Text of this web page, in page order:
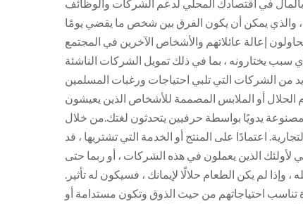
في اقتصادك المحلي لدعم الشركات والوظائف
، والذي يمكن أن يكون الفرق بين شخص ما يقضي يومًا
إعالة عائلاتهم والأشخاص الآخرين في المجتمع
سبب يختارونه ، بما في ذلك تمويل الشركات الناشئة
من الشركات التي تلبي احتياجات ورغبات المسلمين
الحلال أو الملابس المصممة للأشخاص الذين يعيشون
يدويًا بواسطة حرفيين يتحدثون لغتك.من خلال
اعتمادًا على المنتج أو الخدمة التي تشتريها ، قد
لأولئك الذين يعملون في هذه الشركات ، أو ربما حتى
وإذا لم يكن الطعام حلالًا لإيمانك ، فسيكون له تأثير.
تناسب احتياجاتهم من حيث الذوق وتكون مستدامة أو